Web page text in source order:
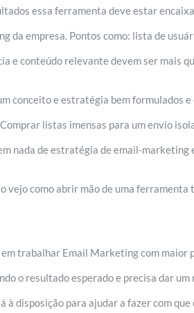
essa ferramenta deve estar
da empresa. Pontos como: lista de
e conteúdo relevante devem ser mais
conceito e estratégia bem formulados
listas imensas para um envio
nada de estratégia de email-marketing
vejo como abrir mão de uma
trabalhar Email Marketing com maior
o resultado esperado e precisa dar
à disposição para ajudar a fazer com